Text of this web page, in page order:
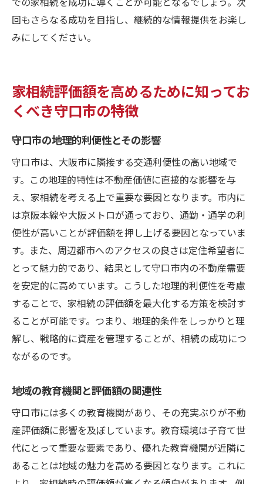
回もさらなる成功を目指し、継続的な情報提供をお楽し
みにしてください。
家相続評価額を高めるために知ってお
くべき守口市の特徴
守口市の地理的利便性とその影響
守口市は、大阪市に隣接する交通利便性の高い地域で
す。この地理的特性は不動産価値に直接的な影響を与
え、家相続を考える上で重要な要因となります。市内に
は京阪本線や大阪メトロが通っており、通勤・通学の利
便性が高いことが評価額を押し上げる要因となっていま
す。また、周辺都市へのアクセスの良さは定住希望者に
とって魅力的であり、結果として守口市内の不動産需要
を安定的に高めています。こうした地理的利便性を考慮
することで、家相続の評価額を最大化する方策を検討す
ることが可能です。つまり、地理的条件をしっかりと理
解し、戦略的に資産を管理することが、相続の成功につ
ながるのです。
地域の教育機関と評価額の関連性
守口市には多くの教育機関があり、その充実ぶりが不動
産評価額に影響を及ぼしています。教育環境は子育て世
代にとって重要な要素であり、優れた教育機関が近隣に
あることは地域の魅力を高める要因となります。これに